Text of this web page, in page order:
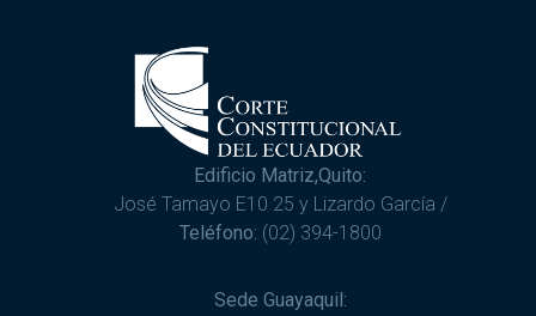
Edificio Matriz,Quito:
José Tamayo E10 25 y Lizardo García /
Teléfono: (02) 394-1800
Sede Guayaquil: